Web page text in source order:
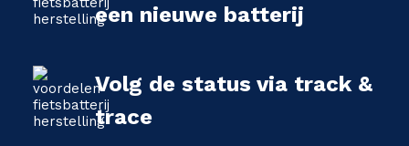
een nieuwe batterij
Volg de status via track &
trace